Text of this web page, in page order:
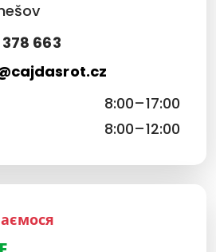
663
8:00–17:00
8:00–12:00